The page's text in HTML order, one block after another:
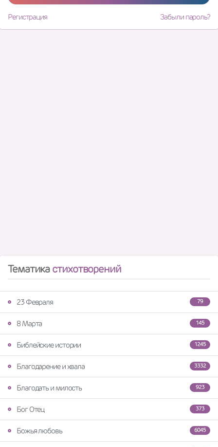
Регистрация Забыли пароль?
Тематикастихотворений
79
23 Февраля
145
8 Марта
1245
Библейские истории
3332
Благодарение и хвала
923
Благодать и милость
373
Бог Отец
6045
Божья любовь